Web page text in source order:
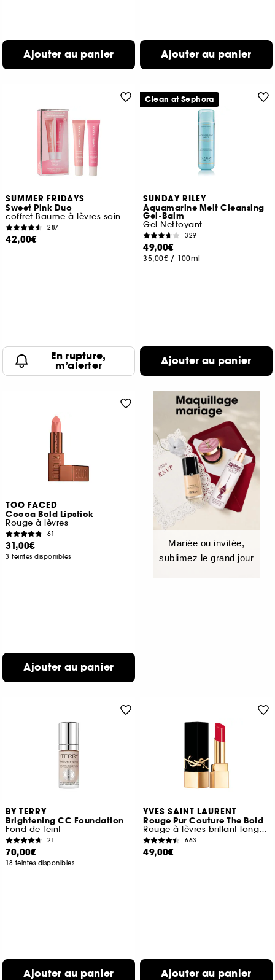
Ajouter au panier Ajouter au panier
SUMMER FRIDAYS
Sweet Pink Duo
coffret Baume à lèvres soin hydratant
287
42,00€
En rupture,
m’alerter
SUNDAY RILEY
Aquamarine Melt Cleansing
Gel-Balm
Gel Nettoyant
329
49,00€
35,00€ / 100ml
Ajouter au panier
Clean at Sephora
TOO FACED
Cocoa Bold Lipstick
Rouge à lèvres
61
31,00€
3 teintes disponibles
Ajouter au panier
Mariée ou invitée,
sublimez le grand jour
BY TERRY
Brightening CC Foundation
Fond de teint
21
70,00€
18 teintes disponibles
Ajouter au panier
YVES SAINT LAURENT
Rouge Pur Couture The Bold
Rouge à lèvres brillant longue tenue
663
49,00€
Ajouter au panier